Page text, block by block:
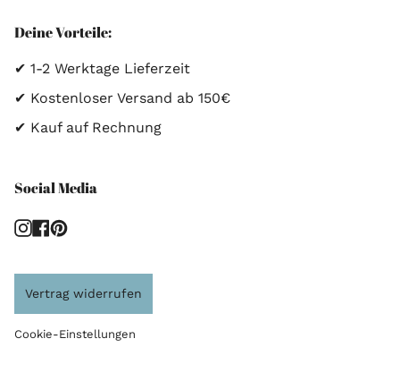
Deine Vorteile:
✔ 1-2 Werktage Lieferzeit
✔ Kostenloser Versand ab 150€
✔ Kauf auf Rechnung
Social Media
Instagram
Facebook
Pinterest
Vertrag widerrufen
Cookie-Einstellungen